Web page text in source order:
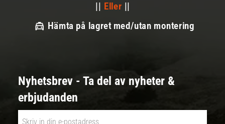
|| Eller ||
Hämta på lagret med/utan montering
Nyhetsbrev - Ta del av nyheter &
erbjudanden